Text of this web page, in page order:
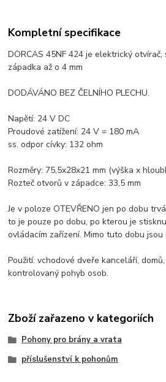
Kompletní specifikace
DORCAS 45NF 424 je elektrický
západka až o 4 mm
DODÁVÁNO BEZ ČELNÍHO PLECHU.
Napětí: 24 V DC
Proudové zatížení: 24 V = 180 mA
ss. odpor cívky: 132 ohm
Rozměry: 75,5x28x21 mm (výška x
Rozteč otvorů v západce: 33,5 mm
Je v poloze OTEVŘENO jen po dobu
to je pouze po dobu, po kterou je
ovládacím zařízení. Mimo tuto dobu jsou
Použití: vchodové dveře kanceláří,
kontrolovaný pohyb osob.
Zboží zařazeno v kategoriích
Pohony pro brány a vrata
příslušenství k pohonům